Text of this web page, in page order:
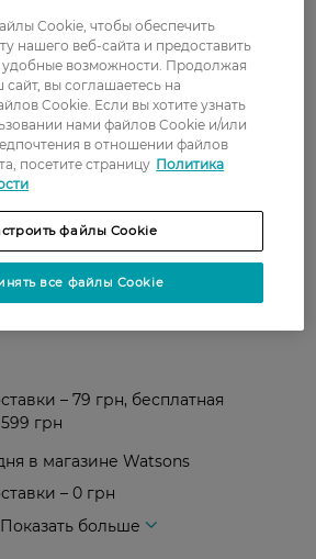
0 відгуків
почты - 99 грн, бесплатно
– 79 грн, бесплатная
грн
в магазине Watsons
– 0 грн
Показать больше
Cookie, чтобы обеспечить
нашего веб-сайта и предоставить
возможности. Продолжая
вы соглашаетесь на
Cookie. Если вы хотите узнать
нами файлов Cookie и/или
в отношении файлов
посетите страницу Политика
файлы Cookie
все файлы Cookie